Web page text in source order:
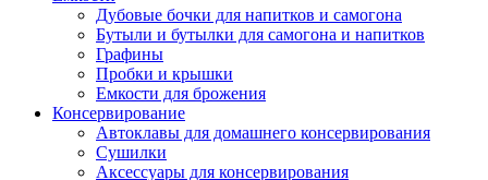
Дубовые бочки для напитков и самогона
Бутыли и бутылки для самогона и напитков
Графины
Пробки и крышки
Емкости для брожения
Консервирование
Автоклавы для домашнего консервирования
Сушилки
Аксессуары для консервирования